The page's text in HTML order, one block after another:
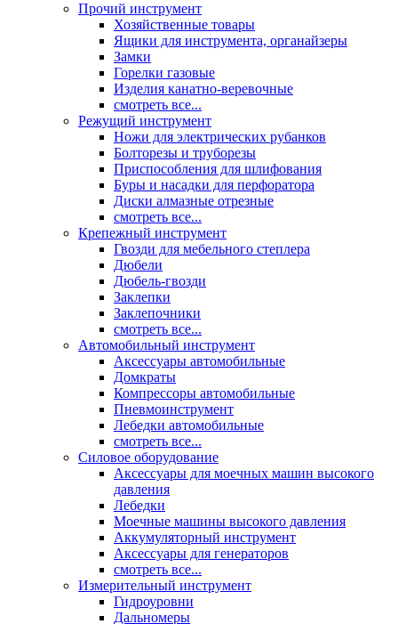
Прочий инструмент
Хозяйственные товары
Ящики для инструмента, органайзеры
Замки
Горелки газовые
Изделия канатно-веревочные
смотреть все...
Режущий инструмент
Ножи для электрических рубанков
Болторезы и труборезы
Приспособления для шлифования
Буры и насадки для перфоратора
Диски алмазные отрезные
смотреть все...
Крепежный инструмент
Гвозди для мебельного степлера
Дюбели
Дюбель-гвозди
Заклепки
Заклепочники
смотреть все...
Автомобильный инструмент
Аксессуары автомобильные
Домкраты
Компрессоры автомобильные
Пневмоинструмент
Лебедки автомобильные
смотреть все...
Силовое оборудование
Аксессуары для моечных машин высокого
давления
Лебедки
Моечные машины высокого давления
Аккумуляторный инструмент
Аксессуары для генераторов
смотреть все...
Измерительный инструмент
Гидроуровни
Дальномеры